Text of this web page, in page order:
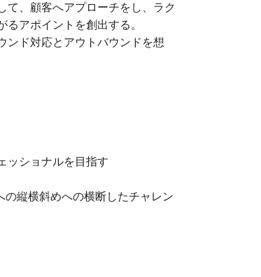
て、顧客へアプローチをし、ラク
アポイントを創出する。
ンド対応とアウトバウンドを想
ッショナルを目指す
の縦横斜めへの横断したチャレン